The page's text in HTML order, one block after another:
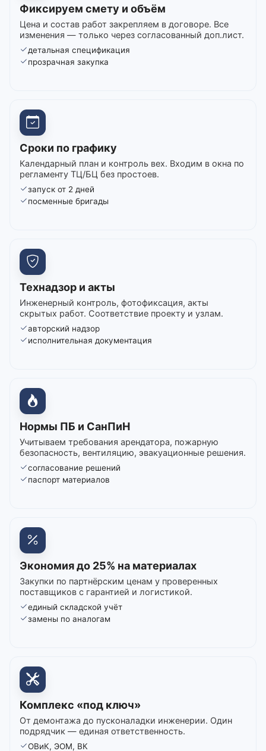
Фиксируем смету и объём
Цена и состав работ закрепляем в договоре. Все
изменения — только через согласованный доп.лист.
детальная спецификация
прозрачная закупка
Сроки по графику
Календарный план и контроль вех. Входим в окна по
регламенту ТЦ/БЦ без простоев.
запуск от 2 дней
посменные бригады
Технадзор и акты
Инженерный контроль, фотофиксация, акты
скрытых работ. Соответствие проекту и узлам.
авторский надзор
исполнительная документация
Нормы ПБ и СанПиН
Учитываем требования арендатора, пожарную
безопасность, вентиляцию, эвакуационные решения.
согласование решений
паспорт материалов
Экономия до 25% на материалах
Закупки по партнёрским ценам у проверенных
поставщиков с гарантией и логистикой.
единый складской учёт
замены по аналогам
Комплекс «под ключ»
От демонтажа до пусконаладки инженерии. Один
подрядчик — единая ответственность.
ОВиК, ЭОМ, ВК